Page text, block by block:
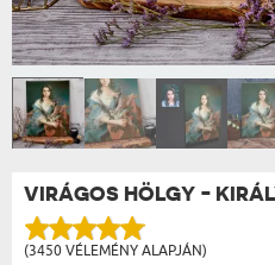
VIRÁGOS HÖLGY -
(3450 VÉLEMÉNY ALAPJÁN)